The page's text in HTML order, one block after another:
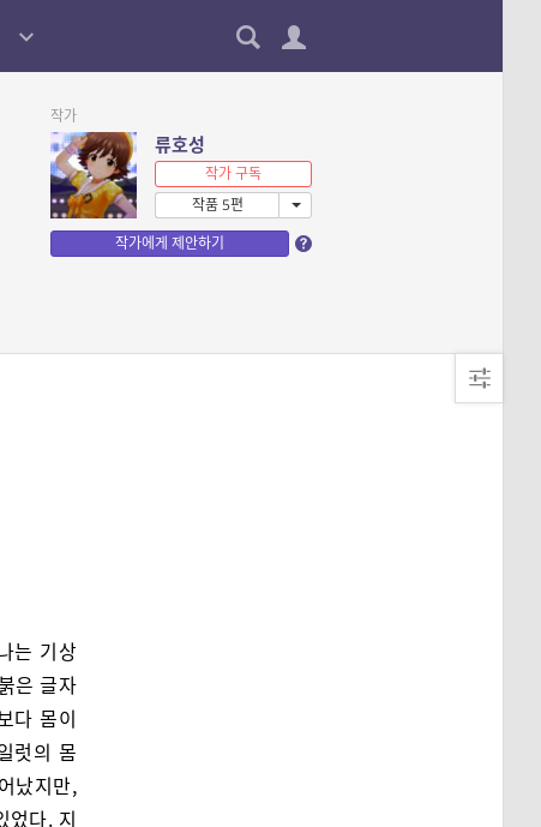
작가
류호성
작가 구독
작품 5편
작가에게 제안하기
는 기상
은 글자
다 몸이
럿의 몸
났지만,
었다. 지